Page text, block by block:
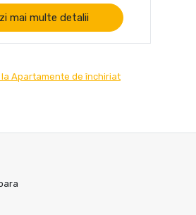
mai multe detalii
la Apartamente de închiriat